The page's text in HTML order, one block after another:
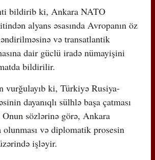
bildirib ki, Ankara NATO
alyans əsasında Avropanın öz
və transatlantik
dair güclü iradə nümayişini
bildirilir.
vurğulayıb ki, Türkiyə Rusiya-
dayanıqlı sülhlə başa çatması
sözlərinə görə, Ankara
olunması və diplomatik prosesin
işləyir.